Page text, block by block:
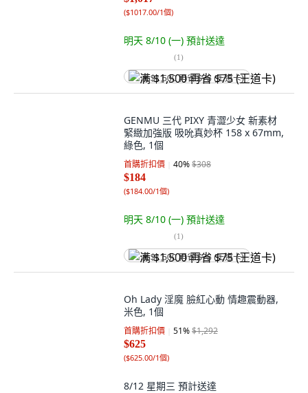
($1017.00/1個)
明天 8/10 (一) 預計送達
(1)
满 $1,500 再省 $75 (王道卡)
GENMU 三代 PIXY 青澀少女 新素材
緊緻加強版 吸吮真妙杯 158 x 67mm,
綠色, 1個
首購折扣價 40%$308
$184
($184.00/1個)
明天 8/10 (一) 預計送達
(1)
满 $1,500 再省 $75 (王道卡)
Oh Lady 淫魔 臉紅心動 情趣震動器,
米色, 1個
首購折扣價 51%$1,292
$625
($625.00/1個)
8/12 星期三 預計送達